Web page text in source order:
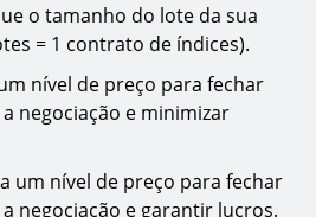
o tamanho do lote da sua
= 1 contrato de índices).
nível de preço para fechar
negociação e minimizar
um nível de preço para fechar
negociação e garantir lucros.